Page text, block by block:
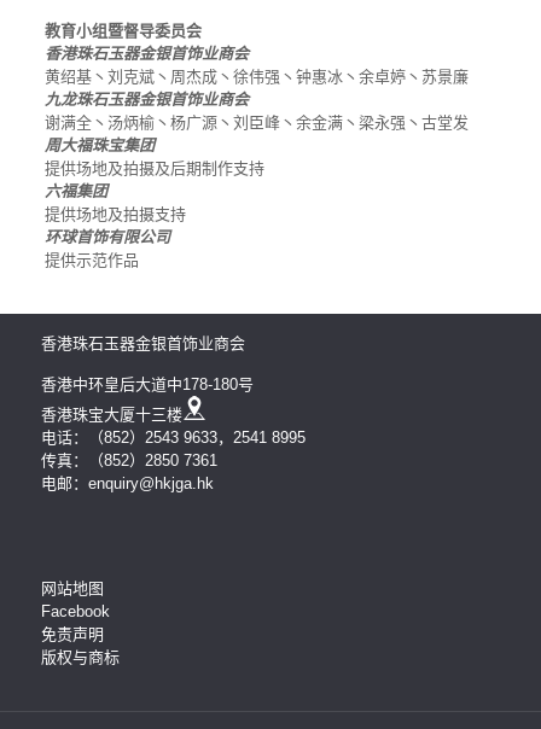
教育小组暨督导委员会
香港珠石玉器金银首饰业商会
黄绍基丶刘克斌丶周杰成丶徐伟强丶钟惠冰丶余卓婷丶苏景廉
九龙珠石玉器金银首饰业商会
谢满全丶汤炳榆丶杨广源丶刘臣峰丶余金满丶梁永强丶古堂发
周大福珠宝集团
提供场地及拍摄及后期制作支持
六福集团
提供场地及拍摄支持
环球首饰有限公司
提供示范作品
香港珠石玉器金银首饰业商会
香港中环皇后大道中178-180号
香港珠宝大厦十三楼
电话：（852）2543 9633，2541 8995
传真：（852）2850 7361
电邮：enquiry@hkjga.hk
网站地图
Facebook
免责声明
版权与商标